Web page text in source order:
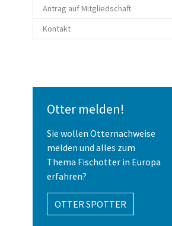
Initialpartner
Mitglieder
Antrag auf Mitgliedschaft
Kontakt
Otter melden!
Sie wollen Otternachweise
melden und alles zum
Thema Fischotter in Europa
erfahren?
OTTER SPOTTER